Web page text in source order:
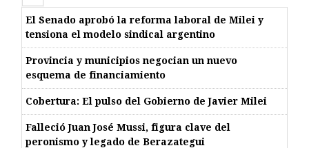
El Senado aprobó la reforma laboral de Milei y
tensiona el modelo sindical argentino
Provincia y municipios negocian un nuevo
esquema de financiamiento
Cobertura: El pulso del Gobierno de Javier Milei
Falleció Juan José Mussi, figura clave del
peronismo y legado de Berazategui